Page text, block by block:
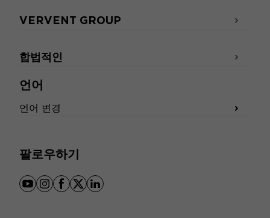
언어
언어 변경
팔로우하기
youtube
instagram
facebook
x linkedin
VERVENT GROUP
합법적인